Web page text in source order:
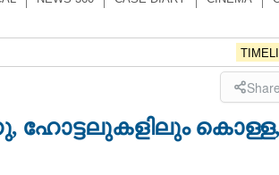
Share
ഹോട്ടലുകളിലും